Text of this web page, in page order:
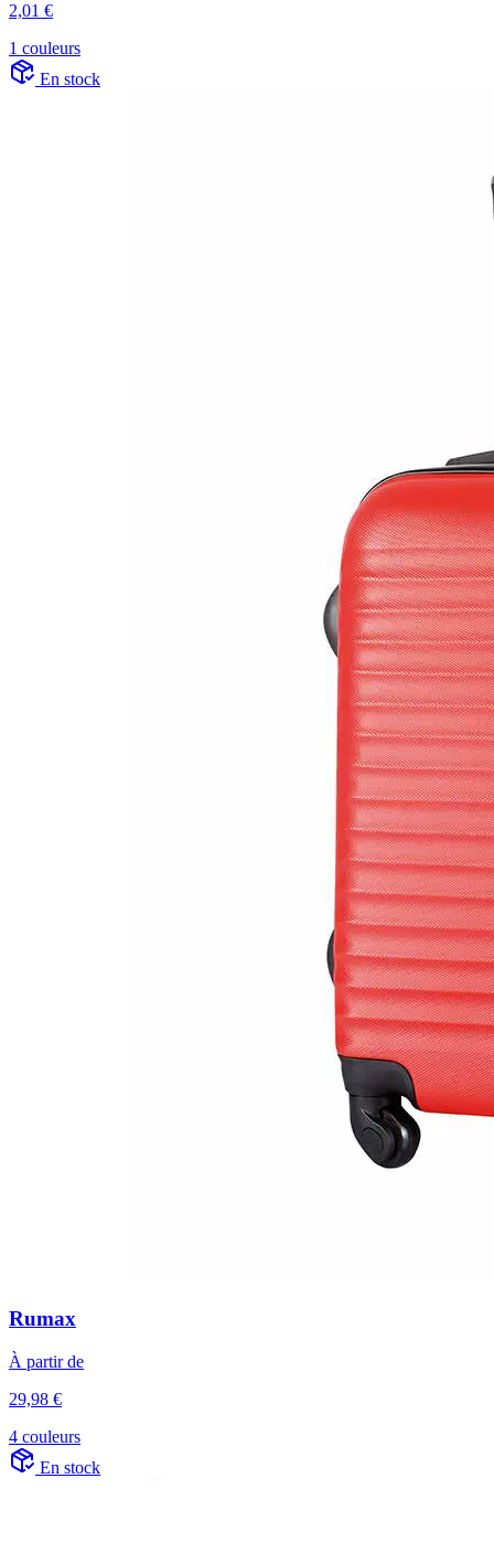
2,01 €
1 couleurs
En stock
Rumax
À partir de
29,98 €
4 couleurs
En stock